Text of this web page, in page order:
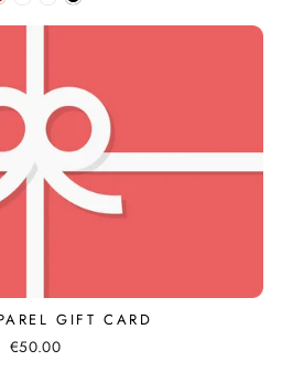
GIFT CARD
€50.00